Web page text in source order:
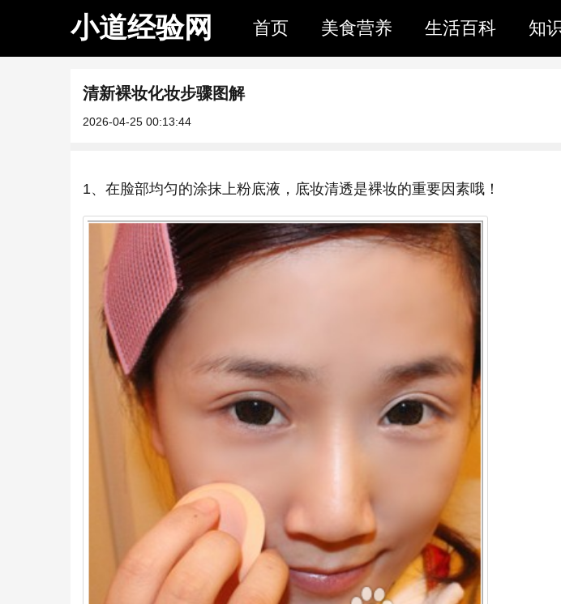
小道经验网 首页 美食营养 生活百科 知
清新裸妆化妆步骤图解
2026-04-25 00:13:44
1、在脸部均匀的涂抹上粉底液，底妆清透是裸妆的重要因素哦！